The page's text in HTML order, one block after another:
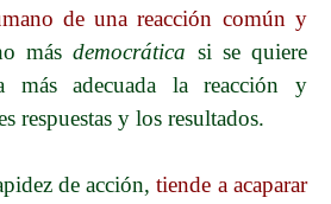
de una reacción común y
másdemocrática si se quiere
más adecuada la reacción y
respuestas y los resultados.
de acción, tiende a acaparar